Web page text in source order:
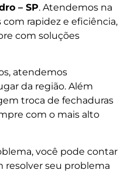
– SP. Atendemos na
rapidez e eficiência,
com soluções
atendemos
da região. Além
troca de fechaduras
com o mais alto
você pode contar
resolver seu problema